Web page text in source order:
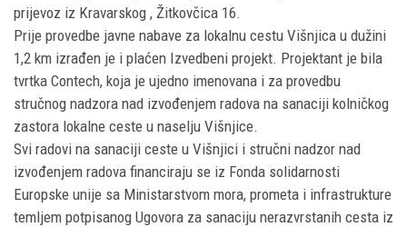
prijevoz iz Kravarskog , Žitkovčica 16.
Prije provedbe javne nabave za lokalnu cestu Višnjica u dužini
1,2 km izrađen je i plaćen Izvedbeni projekt. Projektant je bila
tvrtka Contech, koja je ujedno imenovana i za provedbu
stručnog nadzora nad izvođenjem radova na sanaciji kolničkog
zastora lokalne ceste u naselju Višnjice.
Svi radovi na sanaciji ceste u Višnjici i stručni nadzor nad
izvođenjem radova financiraju se iz Fonda solidarnosti
Europske unije sa Ministarstvom mora, prometa i infrastrukture
temljem potpisanog Ugovora za sanaciju nerazvrstanih cesta iz